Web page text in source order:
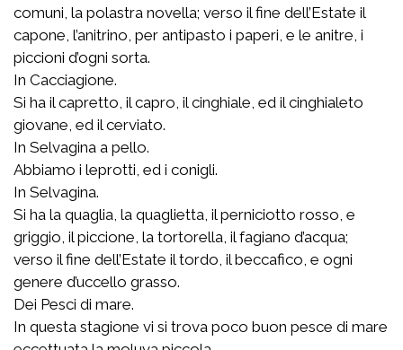
comuni, la polastra novella; verso il fine dell’Estate il
capone, l’anitrino, per antipasto i paperi, e le anitre, i
piccioni d’ogni sorta.
In Cacciagione.
Si ha il capretto, il capro, il cinghiale, ed il cinghialeto
giovane, ed il cerviato.
In Selvagina a pello.
Abbiamo i leprotti, ed i conigli.
In Selvagina.
Si ha la quaglia, la quaglietta, il perniciotto rosso, e
griggio, il piccione, la tortorella, il fagiano d’acqua;
verso il fine dell’Estate il tordo, il beccafico, e ogni
genere d’uccello grasso.
Dei Pesci di mare.
In questa stagione vi si trova poco buon pesce di mare